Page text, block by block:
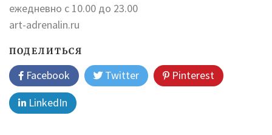
ежедневно с 10.00 до 23.00
art-adrenalin.ru
ПОДЕЛИТЬСЯ
Facebook Twitter
Pinterest
LinkedIn